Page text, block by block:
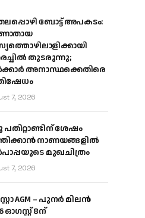
ബോട്ട് അപകടം:
തുടരുന്നു;
അനാസ്ഥക്കെതിരെ
7, 2026
ശേഷം
നാണയങ്ങളിൽ
മുഖചിത്രം
7, 2026
AGM – പുനർ മിലൻ
ഓഗസ്റ്റ് 8ന്